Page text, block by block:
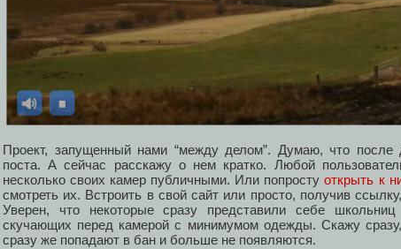
Проект, запущенный нами “между делом”. Думаю, что после
поста. А сейчас расскажу о нем кратко. Любой
несколько своих камер публичными. Или попростуоткрыть к
смотреть их. Встроить в свой сайт или просто, получив
Уверен, что некоторые сразу представили себе школьниц
скучающих перед камерой с минимумом одежды. Скажу
сразу же попадают в бан и больше не появляются.